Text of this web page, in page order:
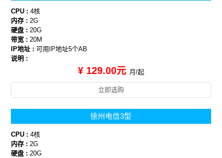
CPU :4核
内存 : 2G
硬盘 : 20G
带宽 : 20M
IP地址 :可用IP地址5个AB
说明 :
¥ 129.00元 月/起
立即选购
徐州电信3型
CPU :4核
内存 : 2G
硬盘 : 20G